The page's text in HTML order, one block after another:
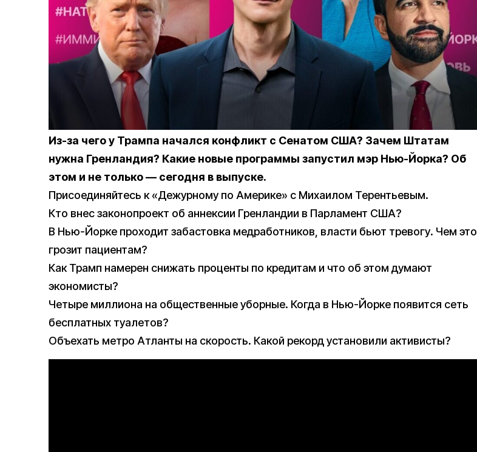
Из-за чего у Трампа начался конфликт с Сенатом США? Зачем Штатам
нужна Гренландия? Какие новые программы запустил мэр Нью-Йорка? Об
этом и не только — сегодня в выпуске.
Присоединяйтесь к «Дежурному по Америке» с Михаилом Терентьевым.
Кто внес законопроект об аннексии Гренландии в Парламент США?
В Нью-Йорке проходит забастовка медработников, власти бьют тревогу. Чем это
грозит пациентам?
Как Трамп намерен снижать проценты по кредитам и что об этом думают
экономисты?
Четыре миллиона на общественные уборные. Когда в Нью-Йорке появится сеть
бесплатных туалетов?
Объехать метро Атланты на скорость. Какой рекорд установили активисты?